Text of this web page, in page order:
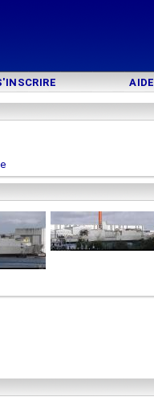
AIDE